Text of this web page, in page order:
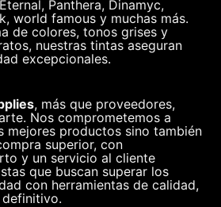
Panthera, Dinamyc,
world famous y muchas más.
de colores, tonos grises y
nuestras tintas aseguran
excepcionales.
, más que proveedores,
Nos comprometemos a
mejores productos sino también
superior, con
y un servicio al cliente
que buscan superar los
con herramientas de calidad,